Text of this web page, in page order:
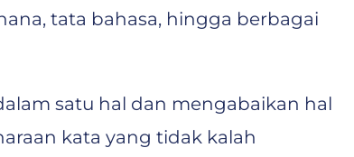
tata bahasa, hingga berbagai
satu hal dan mengabaikan hal
kata yang tidak kalah